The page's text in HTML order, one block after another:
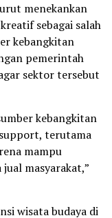
menekankan
sebagai salah
kebangkitan
pemerintah
sektor tersebut
kebangkitan
terutama
mampu
masyarakat,”
wisata budaya di